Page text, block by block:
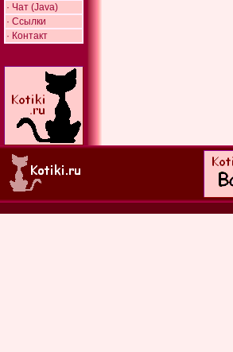
· Чат (Java)
· Ссылки
· Контакт